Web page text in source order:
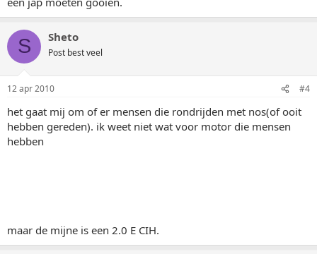
S Sheto
Post best veel
12 apr 2010 #4
het gaat mij om of er mensen die rondrijden met nos(of ooit
hebben gereden). ik weet niet wat voor motor die mensen
hebben
maar de mijne is een 2.0 E CIH.